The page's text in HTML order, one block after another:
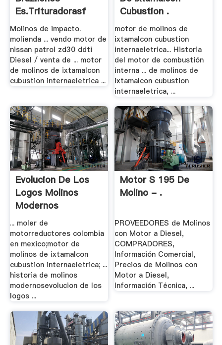
Es.trituradorasf
Molinos de impacto.
molienda ... vendo motor de
nissan patrol zd30 ddti
Diesel / venta de ... motor
de molinos de ixtamalcon
cubustion internaeletrica ...
Cubustion .
motor de molinos de
ixtamalcon cubustion
internaeletrica... Historia
del motor de combustión
interna ... de molinos de
ixtamalcon cubustion
internaeletrica, ...
Evolucion De Los
Logos Molinos
Modernos
... moler de
motorreductores colombia
en mexico;motor de
molinos de ixtamalcon
cubustion internaeletrica; ...
historia de molinos
modernosevolucion de los
logos ...
Motor S 195 De
Molino - .
PROVEEDORES de Molinos
con Motor a Diesel,
COMPRADORES,
Información Comercial,
Precios de Molinos con
Motor a Diesel,
Información Técnica, ...